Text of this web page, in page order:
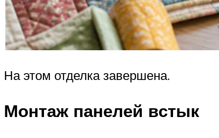
На этом отделка завершена.
Монтаж панелей встык